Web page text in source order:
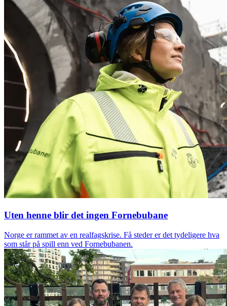
Uten henne blir det ingen Fornebubane
Norge er rammet av en realfagskrise. Få steder er det tydeligere hva
som står på spill enn ved Fornebubanen.